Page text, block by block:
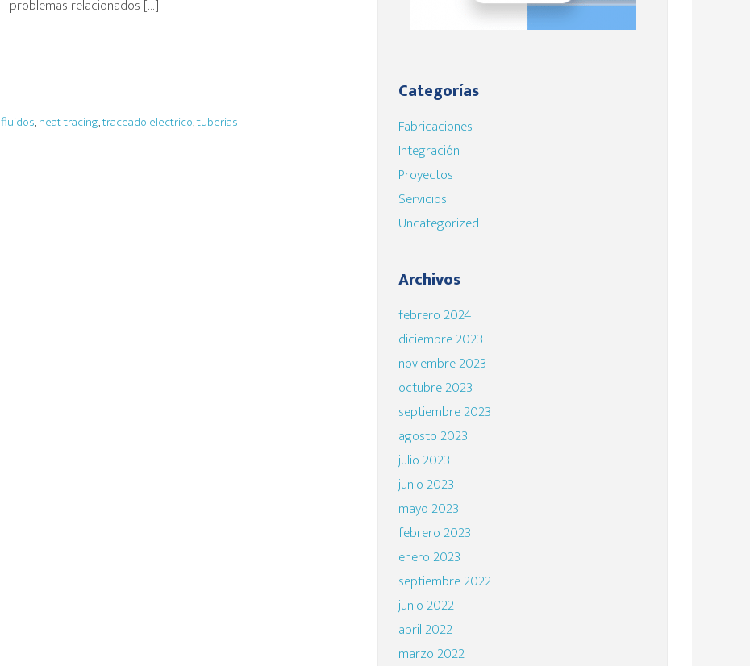
problemas relacionados […]
fluidos,heat tracing,traceado electrico,tuberias
Categorías
Fabricaciones
Integración
Proyectos
Servicios
Uncategorized
Archivos
febrero 2024
diciembre 2023
noviembre 2023
octubre 2023
septiembre 2023
agosto 2023
julio 2023
junio 2023
mayo 2023
febrero 2023
enero 2023
septiembre 2022
junio 2022
abril 2022
marzo 2022